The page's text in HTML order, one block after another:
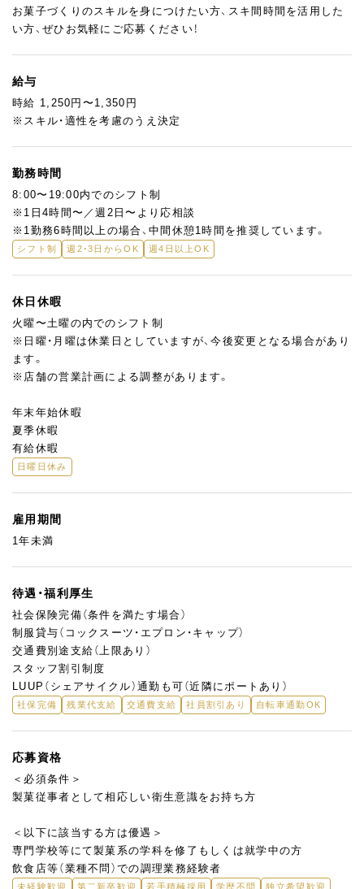
お菓子づくりのスキルを身につけたい方、スキ間時間を活用した
い方、ぜひお気軽にご応募ください！
給与
時給 1,250円〜1,350円
※スキル・適性を考慮のうえ決定
勤務時間
8:00〜19:00内でのシフト制
※1日4時間〜／週2日〜より応相談
※1勤務6時間以上の場合、中間休憩1時間を推奨しています。
シフト制 週2・3日からOK 週4日以上OK
休日休暇
火曜〜土曜の内でのシフト制
※日曜・月曜は休業日としていますが、今後変更となる場合があり
ます。
※店舗の営業計画による調整があります。
年末年始休暇
夏季休暇
有給休暇
日曜日休み
雇用期間
1年未満
待遇・福利厚生
社会保険完備（条件を満たす場合）
制服貸与（コックスーツ・エプロン・キャップ）
交通費別途支給（上限あり）
スタッフ割引制度
LUUP（シェアサイクル）通勤も可（近隣にポートあり）
社保完備 残業代支給 交通費支給 社員割引あり 自転車通勤OK
応募資格
＜必須条件＞
製菓従事者として相応しい衛生意識をお持ち方
＜以下に該当する方は優遇＞
専門学校等にて製菓系の学科を修了もしくは就学中の方
飲食店等（業種不問）での調理業務経験者
未経験歓迎 第二新卒歓迎 若手積極採用 学歴不問 独立希望歓迎